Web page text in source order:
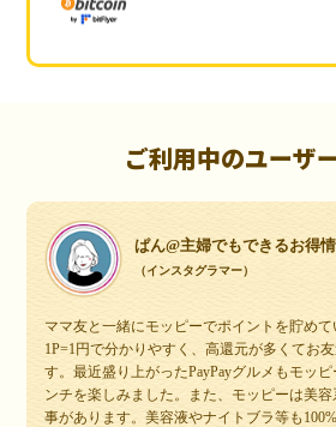
ご利用中のユーザ
ぱん@主婦でもできるお得
（インスタグラマー）
ママ友と一緒にモッピーでポイントを貯め
1P=1円で分かりやすく、高還元が多くてお
す。最近盛り上がったPayPayグルメもモッ
ンチを楽しみました。また、モッピーは美
事があります。美容液やナイトブラ等も